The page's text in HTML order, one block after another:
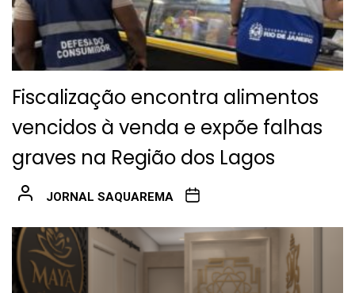
Fiscalização encontra alimentos
vencidos à venda e expõe falhas
graves na Região dos Lagos
JORNAL SAQUAREMA